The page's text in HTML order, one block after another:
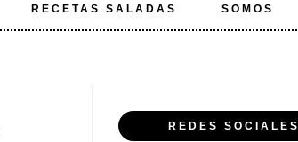
RECETAS SALADAS SOMOS
REDES SOCIALES